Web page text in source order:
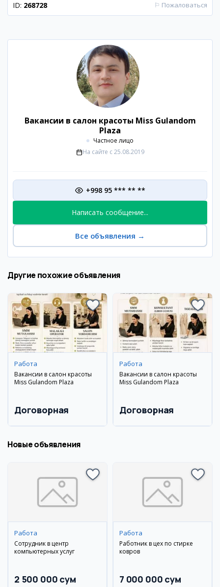
ID: 268728 ⚐ Пожаловаться
Вакансии в салон красоты Miss Gulandom
Plaza
Частное лицо
На сайте с 25.08.2019
+998 95 *** ** **
Написать сообщение...
Все объявления →
Другие похожие объявления
Работа
Вакансии в салон красоты
Miss Gulandom Plaza
Договорная
Работа
Вакансии в салон красоты
Miss Gulandom Plaza
Договорная
Новые объявления
Работа
Сотрудник в центр
компьютерных услуг
2 500 000 сум
Работа
Работник в цех по стирке
ковров
7 000 000 сум